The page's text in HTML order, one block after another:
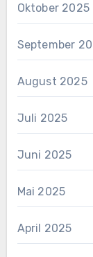
Oktober 2025
September
August 2025
Juli 2025
Juni 2025
Mai 2025
April 2025